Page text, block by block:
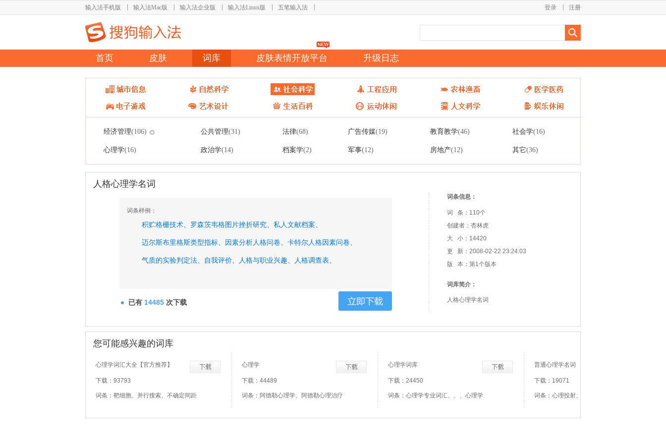
输入法手机版 输入法Mac版 输入法企业版 输入法Linux版 五笔输入法 注册
登录
首页 皮肤 词库 皮肤表情开放平台 升级日志
经济管理(106) 公共管理(31) 法律(68) 广告传媒(19) 教育教学(46) 社会学(16)
心理学(16) 政治学(14) 档案学(2) 军事(12) 房地产(12) 其它(36)
人格心理学名词
词条样例：
积贮格栅技术、 罗森茨韦格图片挫折研究、 私人文献档案、
迈尔斯布里格斯类型指标、 因素分析人格问卷、 卡特尔人格因素问卷、
气质的实验判定法、 自我评价、 人格与职业兴趣、 人格调查表、
已有 14485 次下载
词条信息：
词 条：110个
创建者：杏林虎
大 小：14420
更 新：2008-02-22 23:24:03
版 本：第1个版本
词库简介：
人格心理学名词
您可能感兴趣的词库
心理学词汇大全【官方推荐】
下载：93793
词条：靶细胞、并行搜索、不确定间距
心理学
下载：44489
词条：阿德勒心理学、阿德勒心理治疗
心理学词库
下载：24450
词条：心理学专业词汇、、、心理学
普通心理学名词
下载：19071
词条：心理投射、智力、兴趣、性格